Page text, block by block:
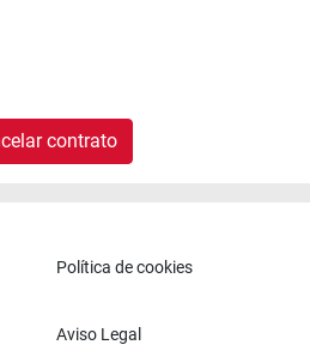
contrato
Política de cookies
Aviso Legal